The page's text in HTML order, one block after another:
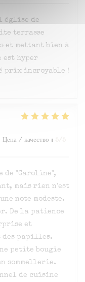
église de
terrasse
et mettant bien à
est hyper
prix incroyable !
Цена / качество :
de "Caroline",
mais rien n'est
note modeste.
De la patience
et
des papilles.
petite bougie
sommellerie.
de cuisine